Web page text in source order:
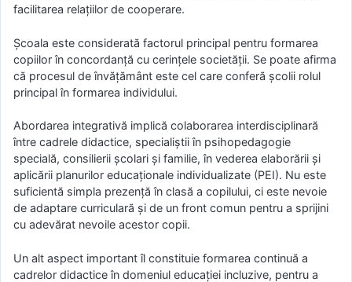
facilitarea relațiilor de cooperare.
Școala este considerată factorul principal pentru formarea
copiilor în concordanță cu cerințele societății. Se poate afirma
că procesul de învățământ este cel care conferă școlii rolul
principal în formarea individului.
Abordarea integrativă implică colaborarea interdisciplinară
între cadrele didactice, specialiștii în psihopedagogie
specială, consilierii școlari și familie, în vederea elaborării și
aplicării planurilor educaționale individualizate (PEI). Nu este
suficientă simpla prezență în clasă a copilului, ci este nevoie
de adaptare curriculară și de un front comun pentru a sprijini
cu adevărat nevoile acestor copii.
Un alt aspect important îl constituie formarea continuă a
cadrelor didactice în domeniul educației incluzive, pentru a